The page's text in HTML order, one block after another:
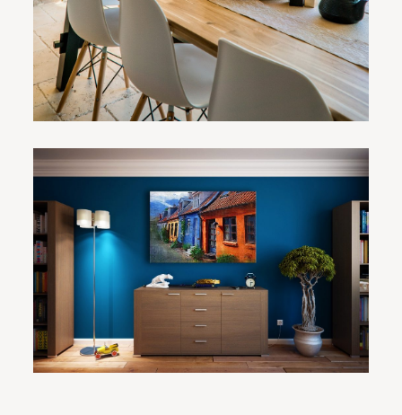
一、金属件、塑料件的质量 板式酒店家具均用金属件、塑
[…]
8个小细节教你-定制酒店固装家
具如何保养
近几年定制酒店家具开始流行，为了迎合消费者并充分利
用[…]